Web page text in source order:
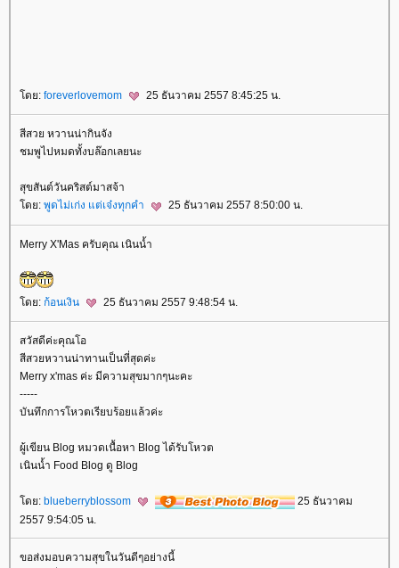
ดย: foreverlovemom 25 ธันวาคม 2557 8:45:25 น.
สีสวย หวานน่ากินจัง
ชมพูไปหมดทั้งบล๊อกเลยนะ
สุขสันต์วันคริสต์มาสจ้า
ดย: พูดไม่เก่ง แต่เจ๋งทุกคำ 25 ธันวาคม 2557 8:50:00 น.
Merry X'Mas ครับคุณ เนินน้ำ
ดย: ก้อนเงิน 25 ธันวาคม 2557 9:48:54 น.
สวัสดีค่ะคุณโอ
สีสวยหวานน่าทานเป็นที่สุดค่ะ
Merry x'mas ค่ะ มีความสุขมากๆนะคะ
-----
บันทึกการโหวตเรียบร้อยแล้วค่ะ
ผู้เขียน Blog หมวดเนื้อหา Blog ได้รับโหวต
เนินน้ำ Food Blog ดู Blog
ดย: blueberryblossom
25 ธันวาคม
2557 9:54:05 น.
ขอส่งมอบความสุขในวันดีๆอย่างนี้